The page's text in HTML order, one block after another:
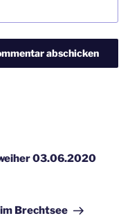
03.06.2020
Brechtsee